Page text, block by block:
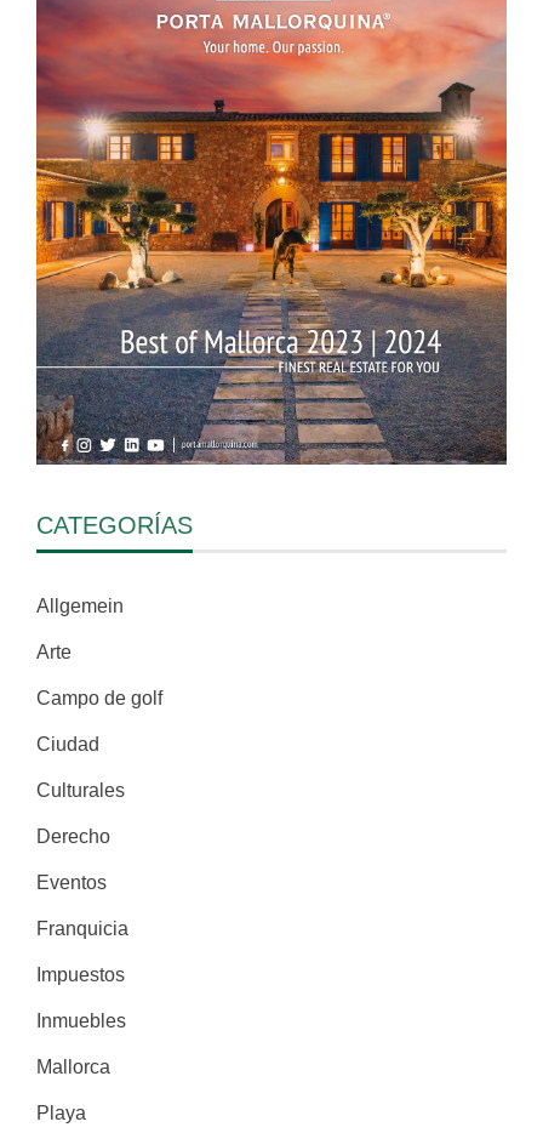
CATEGORÍAS
Allgemein
Arte
Campo de golf
Ciudad
Culturales
Derecho
Eventos
Franquicia
Impuestos
Inmuebles
Mallorca
Playa